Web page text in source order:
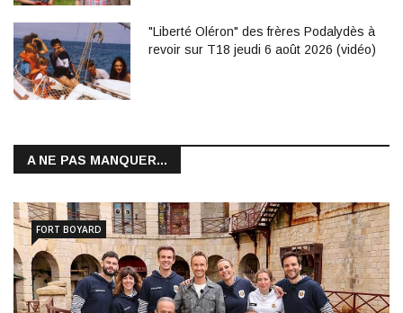
"Liberté Oléron" des frères Podalydès à
revoir sur T18 jeudi 6 août 2026 (vidéo)
A NE PAS MANQUER...
FORT BOYARD